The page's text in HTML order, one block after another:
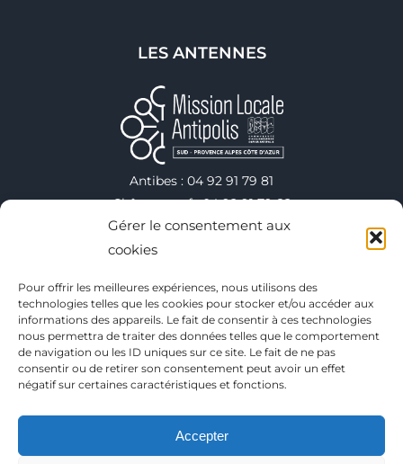
Gérer le consentement aux
cookies
Pour offrir les meilleures expériences, nous utilisons des
technologies telles que les cookies pour stocker et/ou accéder aux
informations des appareils. Le fait de consentir à ces technologies
nous permettra de traiter des données telles que le comportement
de navigation ou les ID uniques sur ce site. Le fait de ne pas
consentir ou de retirer son consentement peut avoir un effet
négatif sur certaines caractéristiques et fonctions.
Accepter
LES ANTENNES
Antibes : 04 92 91 79 81
Châteauneuf : 04 92 91 79 82
Valbonne : 04 92 91 79 75
Vallauris : 04 92 38 40 00
Copyright 2025
Conditions générales d’utilisation
Mentions Légales
Contact